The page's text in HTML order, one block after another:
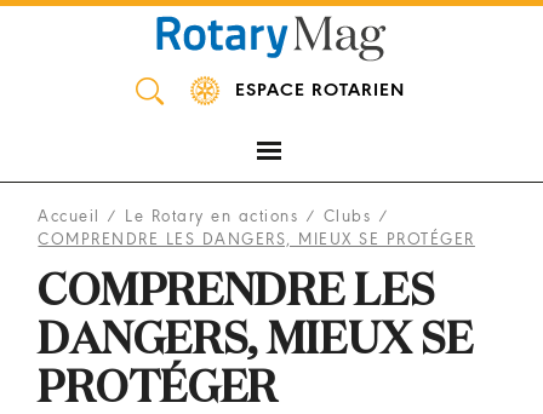
ESPACE ROTARIEN
Accueil / Le Rotary en actions / Clubs /
COMPRENDRE LES DANGERS, MIEUX SE PROTÉGER
COMPRENDRE LES
DANGERS, MIEUX SE
PROTÉGER
Panneau de gestion des cookies